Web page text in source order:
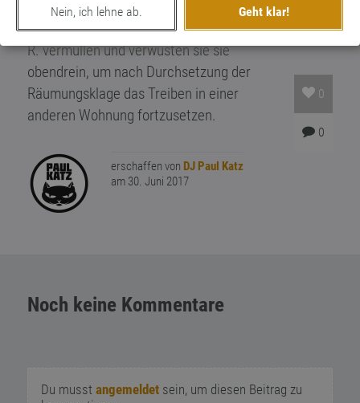
Nein, ich lehne ab. Geht klar!
dauert, hausen sie über einen längeren
Zeitraum parasitär in einer Wohnung, i. d.
R. vermüllen und verwüsten sie sie
obendrein, um nach Durchsetzung der
Räumungsklage das Treiben in einer
anderen Wohnung fortzusetzen.
0
0
erschaffen von DJ Paul Katz
am 30. Juni 2017
Noch keine Kommentare
Du musst angemeldetsein, um diesen Beitrag zu